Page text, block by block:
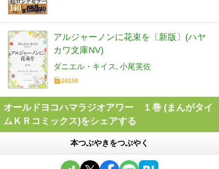
アルジャーノンに花束を〔新版〕(ハヤ
カワ文庫NV)
ダニエル・キイス 小尾芙佐
24150
オールドヨコハマラジオアワー １巻 (まんがタイ
ムＫＲコミックス)をシェアする
本つぶやきをつぶやく